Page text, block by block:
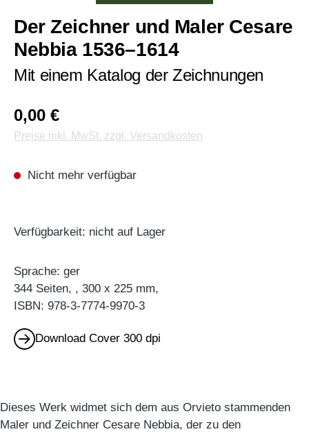
Der Zeichner und Maler Cesare
Nebbia 1536–1614
Mit einem Katalog der Zeichnungen
0,00 €
Preise inkl. MwSt. zzgl. Versandkosten
Nicht mehr verfügbar
Verfügbarkeit: nicht auf Lager
Sprache: ger
344 Seiten, , 300 x 225 mm,
ISBN: 978-3-7774-9970-3
Download Cover 300 dpi
Dieses Werk widmet sich dem aus Orvieto stammenden
Maler und Zeichner Cesare Nebbia, der zu den